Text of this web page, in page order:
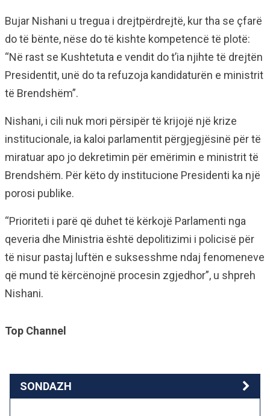
Bujar Nishani u tregua i drejtpërdrejtë, kur tha se çfarë
do të bënte, nëse do të kishte kompetencë të plotë:
“Në rast se Kushtetuta e vendit do t’ia njihte të drejtën
Presidentit, unë do ta refuzoja kandidaturën e ministrit
të Brendshëm”.
Nishani, i cili nuk mori përsipër të krijojë një krize
institucionale, ia kaloi parlamentit përgjegjësinë për të
miratuar apo jo dekretimin për emërimin e ministrit të
Brendshëm. Për këto dy institucione Presidenti ka një
porosi publike.
“Prioriteti i parë që duhet të kërkojë Parlamenti nga
qeveria dhe Ministria është depolitizimi i policisë për
të nisur pastaj luftën e suksesshme ndaj fenomeneve
që mund të kërcënojnë procesin zgjedhor”, u shpreh
Nishani.
Top Channel
SONDAZH